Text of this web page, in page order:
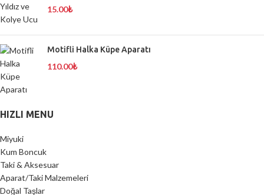
15.00₺
Motifli Halka Küpe Aparatı
110.00₺
HIZLI MENU
Miyuki
Kum Boncuk
Taki & Aksesuar
Aparat/Taki Malzemeleri
Doğal Taşlar